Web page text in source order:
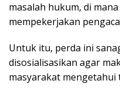
masalah hukum, di
mempekerjakan
Untuk itu, perda ini
disosialisasikan agar
masyarakat